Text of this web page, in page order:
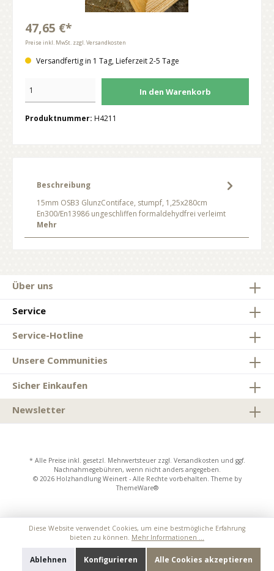
47,65 €*
Preise inkl. MwSt. zzgl. Versandkosten
Versandfertig in 1 Tag, Lieferzeit 2-5 Tage
In den Warenkorb
Produktnummer: H4211
Beschreibung
15mm OSB3 GlunzContiface, stumpf, 1,25x280cm
En300/En13986 ungeschliffen formaldehydfrei verleimt
Mehr
Über uns
Service
Service-Hotline
Unsere Communities
Sicher Einkaufen
Newsletter
* Alle Preise inkl. gesetzl. Mehrwertsteuer zzgl. Versandkosten und ggf.
Nachnahmegebühren, wenn nicht anders angegeben.
© 2026 Holzhandlung Weinert - Alle Rechte vorbehalten. Theme by
ThemeWare®
Diese Website verwendet Cookies, um eine bestmögliche Erfahrung
bieten zu können. Mehr Informationen ...
Ablehnen Konfigurieren Alle Cookies akzeptieren